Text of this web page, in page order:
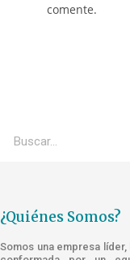
comente.
¿Quiénes Somos?
Somos una empresa